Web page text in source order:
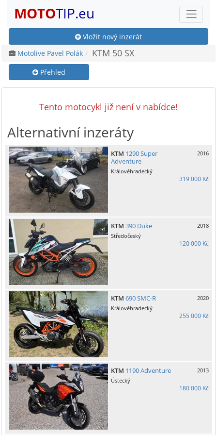
MOTOTIP.eu
Vložit nový inzerát
Motolive Pavel Polák
KTM 50 SX
Přehled
Tento motocykl již není v nabídce!
Alternativní inzeráty
KTM 1290 Super
Adventure
2016
Královéhradecký
319 000 Kč
KTM 390 Duke
2018
Středočeský
120 000 Kč
KTM 690 SMC-R
2020
Královéhradecký
255 000 Kč
KTM 1190 Adventure
2013
Ústecký
180 000 Kč